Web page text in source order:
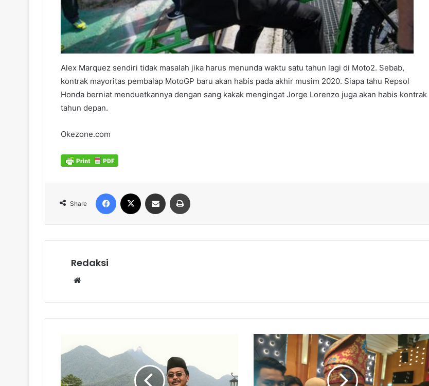
Alex Marquez sendiri tidak masalah jika harus menunda waktu satu tahun lagi di Moto2. Sebab,
kontrak mayoritas pembalap MotoGP baru akan habis pada akhir musim 2020. Siapa tahu Repsol
Honda berniat menduetkannya dengan sang kakak mengingat Jorge Lorenzo juga akan habis kontrak
tahun depan.
Okezone.com
Share
Facebook Share via Email
Redaksi